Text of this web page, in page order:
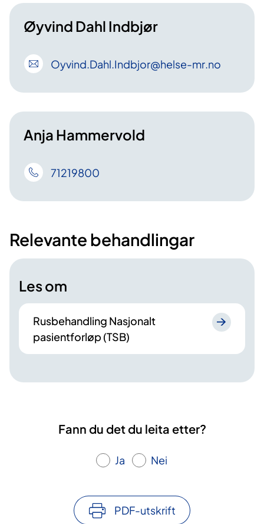
Øyvind Dahl Indbjør
Oyvind.Dahl.Indbjor@helse-mr.no
Anja Hammervold
71219800
Relevante behandlingar
Les om
Rusbehandling Nasjonalt
pasientforløp (TSB)
Fann du det du leita etter?
Ja Nei
PDF-utskrift